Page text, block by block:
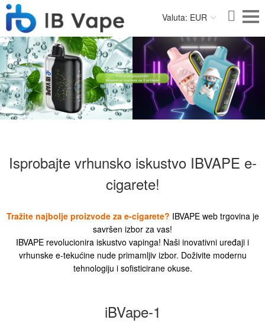
Valuta: EUR
Isprobajte vrhunsko iskustvo IBVAPE e-
cigarete!
Tražite najbolje proizvode za e-cigarete? IBVAPE web trgovina je
savršen izbor za vas!
IBVAPE revolucionira iskustvo vapinga! Naši inovativni uređaji i
vrhunske e-tekućine nude primamljiv izbor. Doživite modernu
tehnologiju i sofisticirane okuse.
iBVape-1